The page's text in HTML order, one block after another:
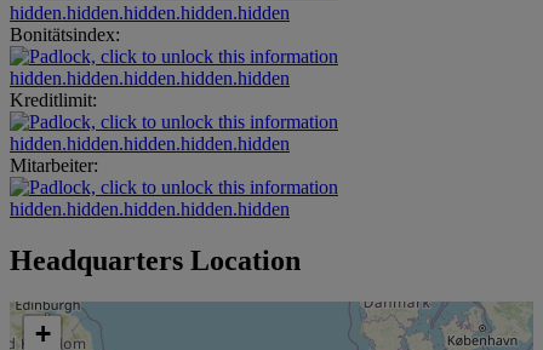
hidden.hidden.hidden.hidden.hidden
Bonitätsindex:
hidden.hidden.hidden.hidden.hidden
Kreditlimit:
hidden.hidden.hidden.hidden.hidden
Mitarbeiter:
hidden.hidden.hidden.hidden.hidden
Headquarters Location
+